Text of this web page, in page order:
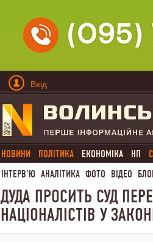
Вхід
НОВИНИ ПОЛІТИКА ЕКОНОМІКА НП
ІНТЕРВ'Ю АНАЛІТИКА ФОТО ВІДЕО
ДУДА ПРОСИТЬ СУД
НАЦІОНАЛІСТІВ У